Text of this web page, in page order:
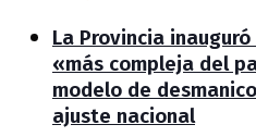
La Provincia
«más compleja del
modelo de
ajuste nacional